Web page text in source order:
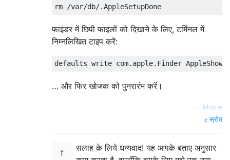
फाइंडर में छिपी फाइलों को दिखाने के लिए, टर्मिनल में
निम्नलिखित टाइप करें:
… और फिर खोजक को पुनरारंभ करें।
— Moshe
स्रोत
सलाह के लिये धन्यवाद! यह आपके बताए अनुसार